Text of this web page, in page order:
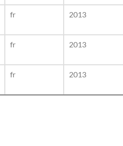
fr 2013
fr 2013
fr 2013